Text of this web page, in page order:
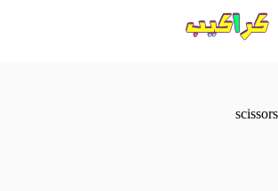
إلى
المحتوى
scissors